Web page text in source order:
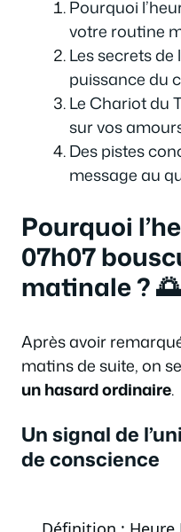
Pourquoi
votre routine
Les secrets de
puissance du
Le Chariot du
sur vos
Des pistes
message au
Pourquoi
07h07
matinale ? 🌅
Après avoir
matins de suite, on
un hasard ordinaire.
Un signal de
de conscience